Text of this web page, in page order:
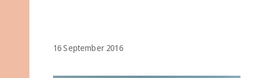
16 September 2016